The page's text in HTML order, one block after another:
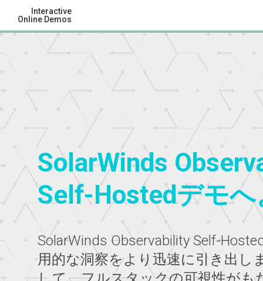
Interactive
Online Demos
SolarWinds
Self-Hostedデモ
SolarWinds Observability Self-
用的な洞察をより迅速に引き出し